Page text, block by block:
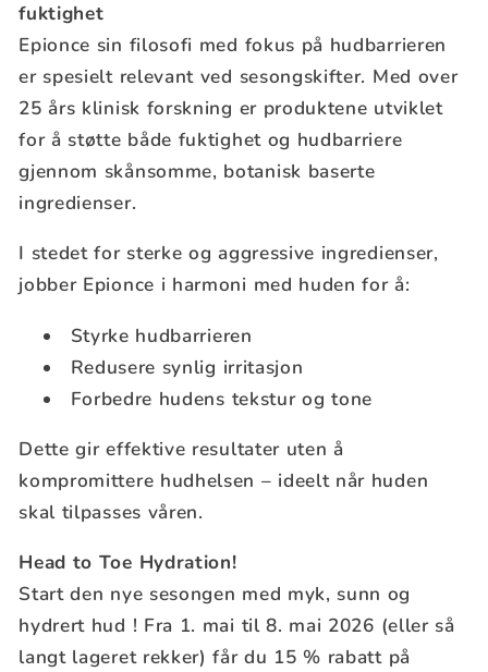
fuktighet
Epionce sin filosofi med fokus på hudbarrieren
er spesielt relevant ved sesongskifter. Med over
25 års klinisk forskning er produktene utviklet
for å støtte både fuktighet og hudbarriere
gjennom skånsomme, botanisk baserte
ingredienser.
I stedet for sterke og aggressive ingredienser,
jobber Epionce i harmoni med huden for å:
Styrke hudbarrieren
Redusere synlig irritasjon
Forbedre hudens tekstur og tone
Dette gir effektive resultater uten å
kompromittere hudhelsen – ideelt når huden
skal tilpasses våren.
Head to Toe Hydration!
Start den nye sesongen med myk, sunn og
hydrert hud ! Fra 1. mai til 8. mai 2026 (eller så
langt lageret rekker) får du 15 % rabatt på